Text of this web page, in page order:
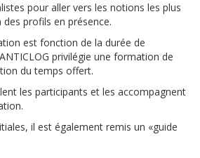
pour aller vers les notions les plus
profils en présence.
est fonction de la durée de
privilégie une formation de
du temps offert.
les participants et les accompagnent
il est également remis un «guide